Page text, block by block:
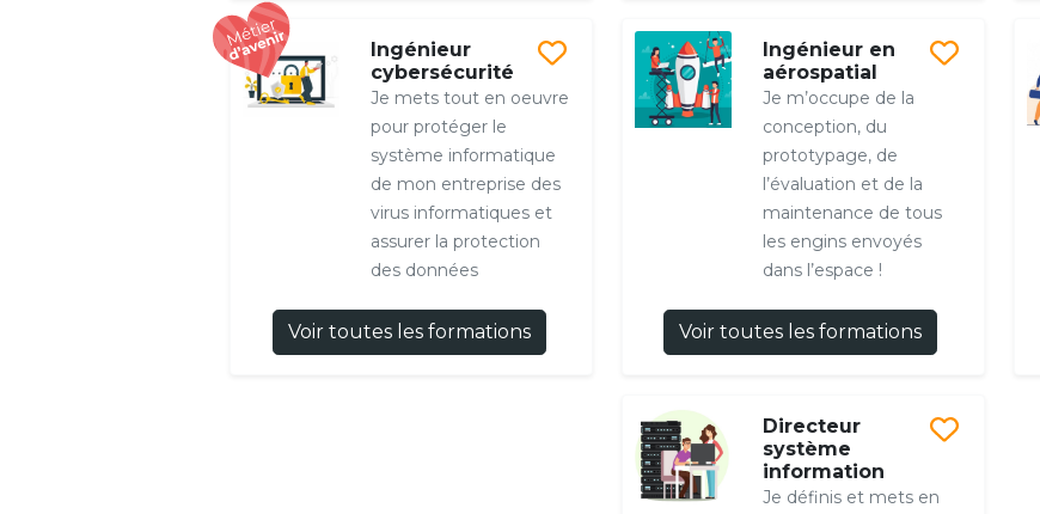
Ingénieur
cybersécurité
Je mets tout en oeuvre
pour protéger le
système informatique
de mon entreprise des
virus informatiques et
assurer la protection
des données
Voir toutes les formations
Ingénieur en
aérospatial
Je m’occupe de la
conception, du
prototypage, de
l’évaluation et de la
maintenance de tous
les engins envoyés
dans l’espace !
Voir toutes les formations
Directeur
système
information
Je définis et mets en